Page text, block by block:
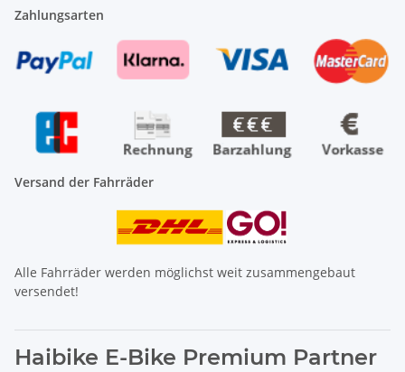
Zahlungsarten
Versand der Fahrräder
Alle Fahrräder werden möglichst weit zusammengebaut
versendet!
Haibike E-Bike Premium Partner